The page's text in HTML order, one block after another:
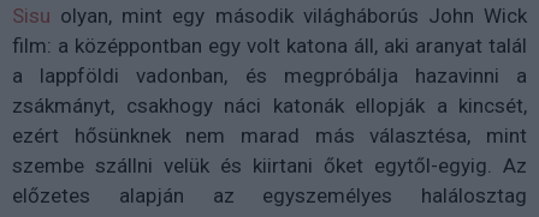
Sisu olyan, mint egy második világháborús John Wick
film: a középpontban egy volt katona áll, aki aranyat talál
a lappföldi vadonban, és megpróbálja hazavinni a
zsákmányt, csakhogy náci katonák ellopják a kincsét,
ezért hősünknek nem marad más választésa, mint
szembe szállni velük és kiirtani őket egytől-egyig. Az
előzetes alapján az egyszemélyes halálosztag